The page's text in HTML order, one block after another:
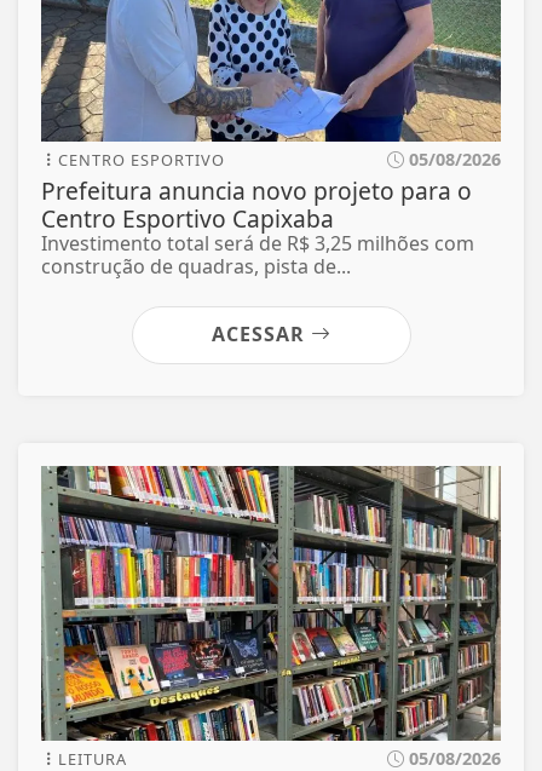
CENTRO ESPORTIVO 05/08/2026
Prefeitura anuncia novo projeto para o
Centro Esportivo Capixaba
Investimento total será de R$ 3,25 milhões com
construção de quadras, pista de...
ACESSAR
LEITURA 05/08/2026